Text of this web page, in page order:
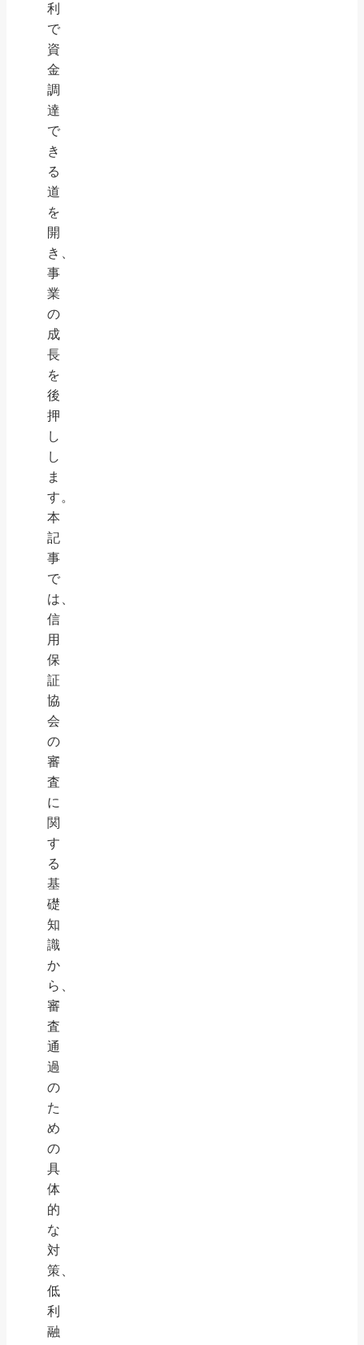
利
で
資
金
調
達
で
き
る
道
を
開
き、
事
業
の
成
長
を
後
押
し
し
ま
す。
本
記
事
で
は、
信
用
保
証
協
会
の
審
査
に
関
す
る
基
礎
知
識
か
ら、
審
査
通
過
の
た
め
の
具
体
的
な
対
策、
低
利
融